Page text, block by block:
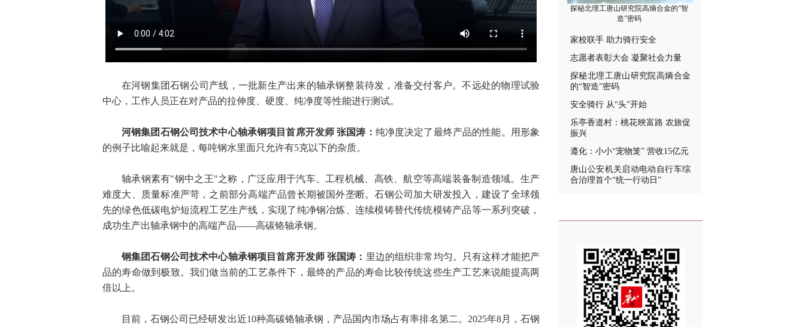
在河钢集团石钢公司产线，一批新生产出来的轴承钢整装待发，准备交付客户。不远处的物理试验
中心，工作人员正在对产品的拉伸度、硬度、纯净度等性能进行测试。
河钢集团石钢公司技术中心轴承钢项目首席开发师 张国涛： 纯净度决定了最终产品的性能。用形象
的例子比喻起来就是，每吨钢水里面只允许有5克以下的杂质。
轴承钢素有"钢中之王"之称，广泛应用于汽车、工程机械、高铁、航空等高端装备制造领域。生产
难度大、质量标准严苛，之前部分高端产品曾长期被国外垄断。石钢公司加大研发投入，建设了全球领
先的绿色低碳电炉短流程工艺生产线，实现了纯净钢冶炼、连续模铸替代传统模铸产品等一系列突破，
成功生产出轴承钢中的高端产品——高碳铬轴承钢。
钢集团石钢公司技术中心轴承钢项目首席开发师 张国涛： 里边的组织非常均匀。只有这样才能把产
品的寿命做到极致。我们做当前的工艺条件下，最终的产品的寿命比较传统这些生产工艺来说能提高两
倍以上。
目前，石钢公司已经研发出近10种高碳铬轴承钢，产品国内市场占有率排名第二。2025年8月，石钢
探秘北理工唐山研究院高熵合金的“智
造”密码
家校联手 助力骑行安全
志愿者表彰大会 凝聚社会力量
探秘北理工唐山研究院高熵合金
的“智造”密码
安全骑行 从“头”开始
乐亭香道村：桃花映富路 农旅促
振兴
遵化：小小“宠物笼” 营收15亿元
唐山公安机关启动电动自行车综
合治理首个“统一行动日”